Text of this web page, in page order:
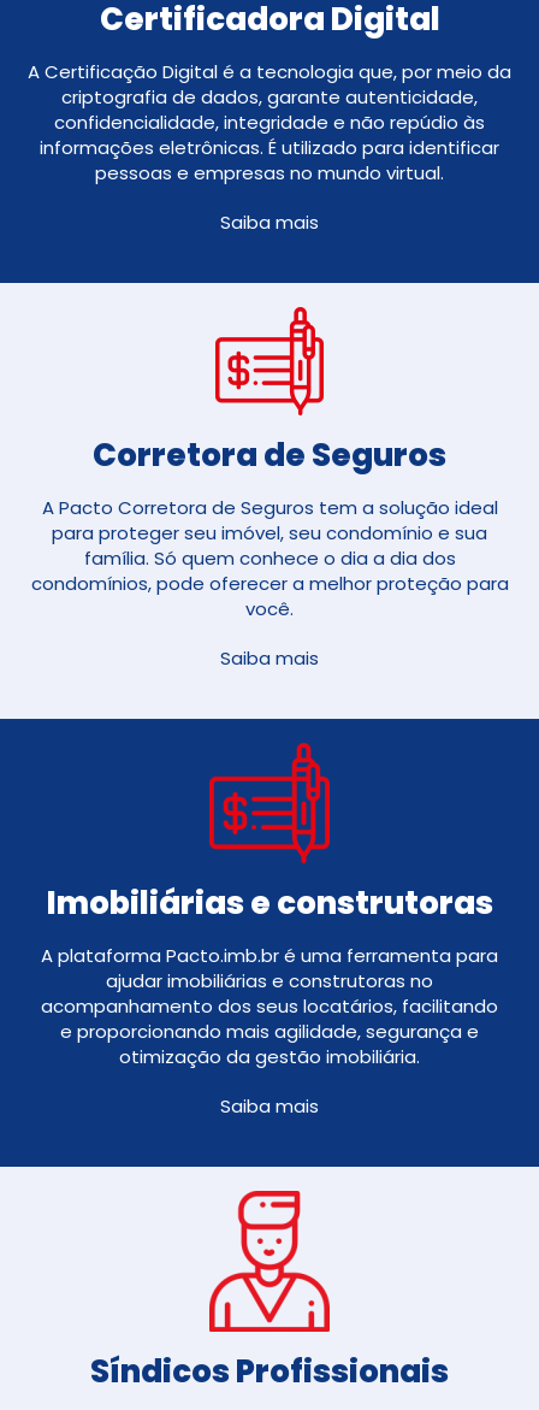
Certificadora Digital
A Certificação Digital é a tecnologia que, por meio da
criptografia de dados, garante autenticidade,
confidencialidade, integridade e não repúdio às
informações eletrônicas. É utilizado para identificar
pessoas e empresas no mundo virtual.
Saiba mais
Corretora de Seguros​
A Pacto Corretora de Seguros tem a solução ideal
para proteger seu imóvel, seu condomínio e sua
família. Só quem conhece o dia a dia dos
condomínios, pode oferecer a melhor proteção para
você.
Saiba mais
Imobiliárias e construtoras
A plataforma Pacto.imb.br é uma ferramenta para
ajudar imobiliárias e construtoras no
acompanhamento dos seus locatários, facilitando
e proporcionando mais agilidade, segurança e
otimização da gestão imobiliária.
Saiba mais
Síndicos Profissionais